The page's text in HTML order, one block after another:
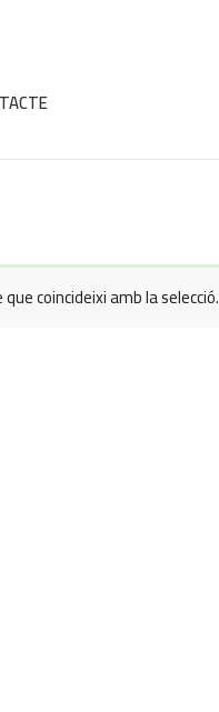
coincideixi amb la selecció.